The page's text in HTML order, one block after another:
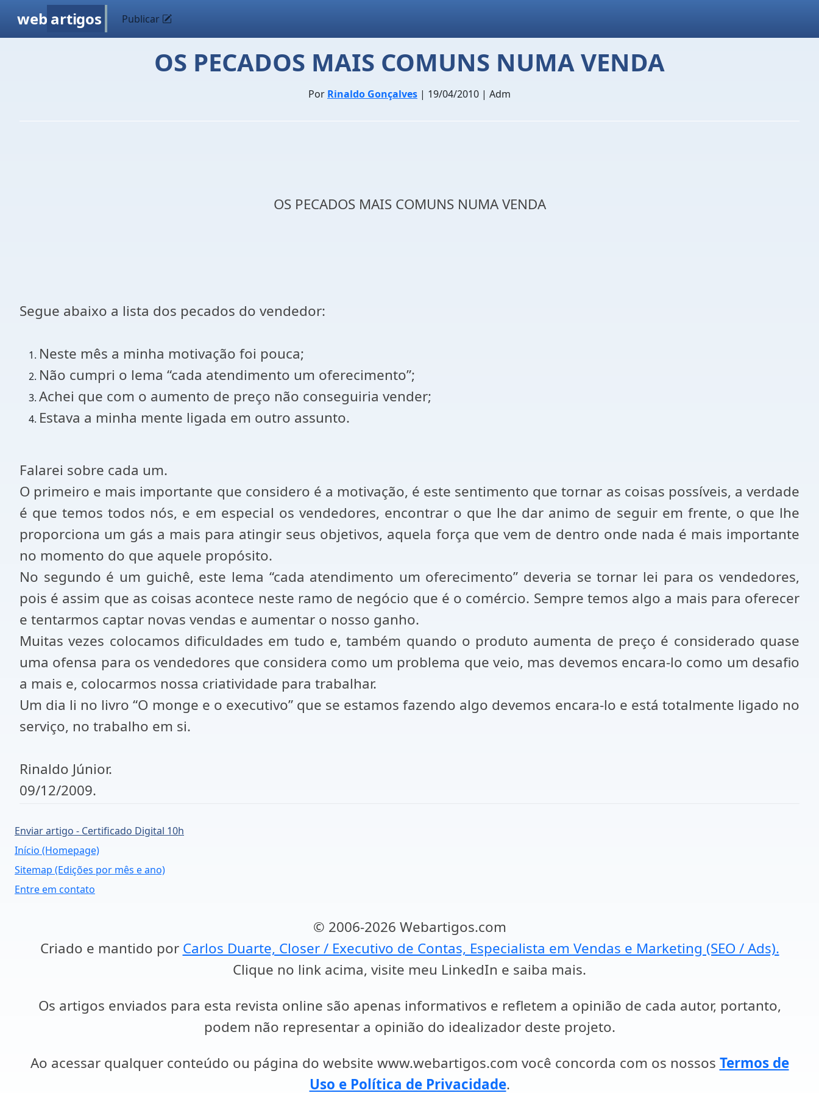
web artigos Publicar
OS PECADOS MAIS COMUNS NUMA VENDA
Por Rinaldo Gonçalves | 19/04/2010 | Adm
OS PECADOS MAIS COMUNS NUMA VENDA
Segue abaixo a lista dos pecados do vendedor:
Neste mês a minha motivação foi pouca;
Não cumpri o lema “cada atendimento um oferecimento”;
Achei que com o aumento de preço não conseguiria vender;
Estava a minha mente ligada em outro assunto.
Falarei sobre cada um.
O primeiro e mais importante que considero é a motivação, é este sentimento que tornar as coisas possíveis, a verdade
é que temos todos nós, e em especial os vendedores, encontrar o que lhe dar animo de seguir em frente, o que lhe
proporciona um gás a mais para atingir seus objetivos, aquela força que vem de dentro onde nada é mais importante
no momento do que aquele propósito.
No segundo é um guichê, este lema “cada atendimento um oferecimento” deveria se tornar lei para os vendedores,
pois é assim que as coisas acontece neste ramo de negócio que é o comércio. Sempre temos algo a mais para oferecer
e tentarmos captar novas vendas e aumentar o nosso ganho.
Muitas vezes colocamos dificuldades em tudo e, também quando o produto aumenta de preço é considerado quase
uma ofensa para os vendedores que considera como um problema que veio, mas devemos encara-lo como um desafio
a mais e, colocarmos nossa criatividade para trabalhar.
Um dia li no livro “O monge e o executivo” que se estamos fazendo algo devemos encara-lo e está totalmente ligado no
serviço, no trabalho em si.
Rinaldo Júnior.
09/12/2009.
Enviar artigo - Certificado Digital 10h
Início (Homepage)
Sitemap (Edições por mês e ano)
Entre em contato
© 2006-2026 Webartigos.com
Criado e mantido por Carlos Duarte, Closer / Executivo de Contas, Especialista em Vendas e Marketing (SEO / Ads).
Clique no link acima, visite meu LinkedIn e saiba mais.
Os artigos enviados para esta revista online são apenas informativos e refletem a opinião de cada autor, portanto,
podem não representar a opinião do idealizador deste projeto.
Ao acessar qualquer conteúdo ou página do website www.webartigos.com você concorda com os nossos Termos de
Uso e Política de Privacidade.